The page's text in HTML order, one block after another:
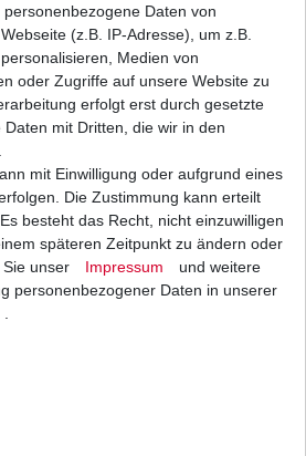
EBC FA 231 FA231 Standard
38,40 € 26,28 € *
EBC FA 231 HH FA231HH Sinter
47,84 €
Daten von
(z.B. IP-Adresse), um z.B.
Medien von
oder Zugriffe auf unsere Website zu
erfolgt erst durch gesetzte
mit Dritten, die wir in den
mit Einwilligung oder aufgrund eines
Die Zustimmung kann erteilt
besteht das Recht, nicht einzuwilligen
späteren Zeitpunkt zu ändern oder
unser
Impressum
und weitere
personenbezogener Daten in unserer